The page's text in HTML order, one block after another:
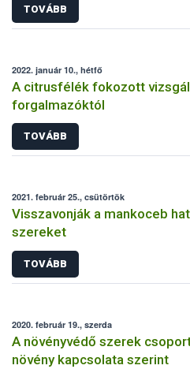
TOVÁBB
2022. január 10., hétfő
A citrusfélék fokozott
forgalmazóktól
TOVÁBB
2021. február 25., csütörtök
Visszavonják a mankoceb
szereket
TOVÁBB
2020. február 19., szerda
A növényvédő szerek
növény kapcsolata szerint